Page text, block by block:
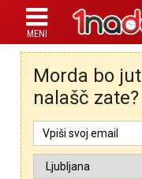
Morda bo
nalašč zate?